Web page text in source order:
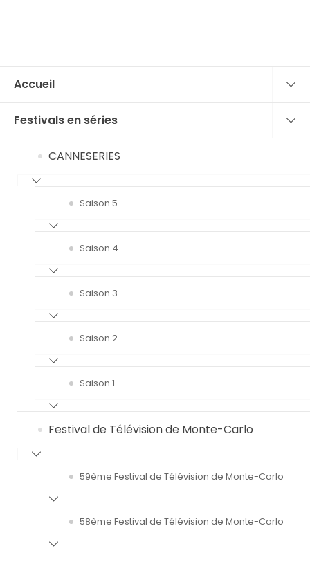
Accueil
Festivals en séries
CANNESERIES
Saison 5
Saison 4
Saison 3
Saison 2
Saison 1
Festival de Télévision de Monte-Carlo
59ème Festival de Télévision de Monte-Carlo
58ème Festival de Télévision de Monte-Carlo